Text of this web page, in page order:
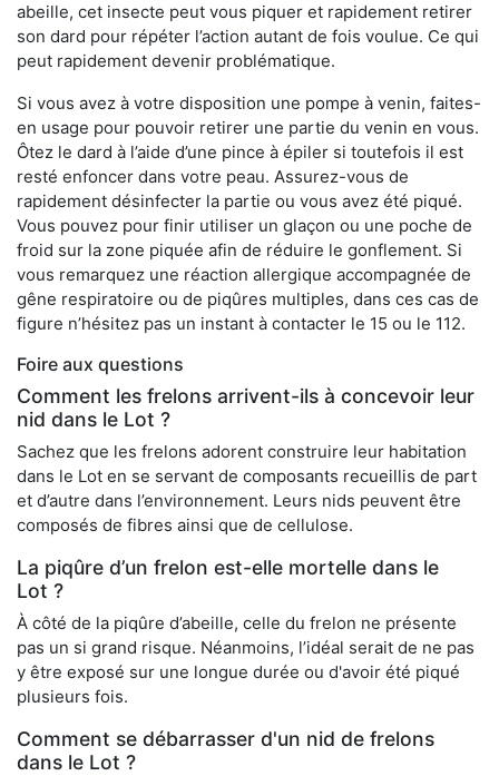
abeille, cet insecte peut vous piquer et rapidement retirer
son dard pour répéter l’action autant de fois voulue. Ce qui
peut rapidement devenir problématique.
Si vous avez à votre disposition une pompe à venin, faites-
en usage pour pouvoir retirer une partie du venin en vous.
Ôtez le dard à l’aide d’une pince à épiler si toutefois il est
resté enfoncer dans votre peau. Assurez-vous de
rapidement désinfecter la partie ou vous avez été piqué.
Vous pouvez pour finir utiliser un glaçon ou une poche de
froid sur la zone piquée afin de réduire le gonflement. Si
vous remarquez une réaction allergique accompagnée de
gêne respiratoire ou de piqûres multiples, dans ces cas de
figure n’hésitez pas un instant à contacter le 15 ou le 112.
Foire aux questions
Comment les frelons arrivent-ils à concevoir leur
nid dans le Lot ?
Sachez que les frelons adorent construire leur habitation
dans le Lot en se servant de composants recueillis de part
et d’autre dans l’environnement. Leurs nids peuvent être
composés de fibres ainsi que de cellulose.
La piqûre d’un frelon est-elle mortelle dans le
Lot ?
À côté de la piqûre d’abeille, celle du frelon ne présente
pas un si grand risque. Néanmoins, l’idéal serait de ne pas
y être exposé sur une longue durée ou d'avoir été piqué
plusieurs fois.
Comment se débarrasser d'un nid de frelons
dans le Lot ?